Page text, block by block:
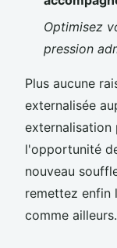
Optimisez
pression
Plus aucune
externalisée
externalisation
l'opportunité
nouveau
remettez enfin
comme ailleurs.